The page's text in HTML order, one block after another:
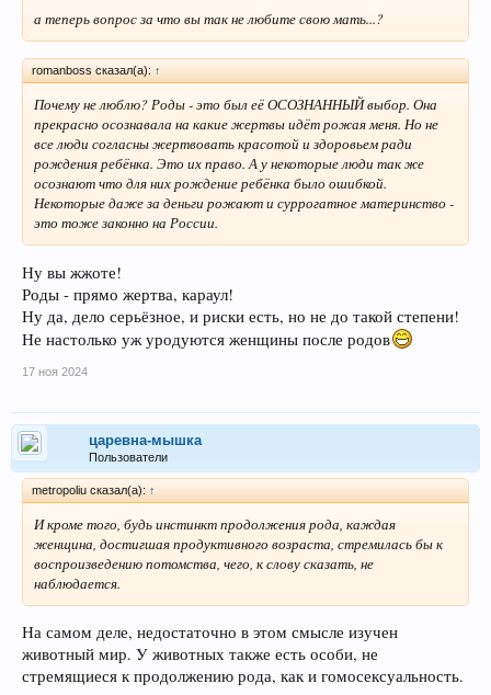
а теперь вопрос за что вы так не любите свою мать...?
romanboss сказал(а): ↑
Почему не люблю? Роды - это был её ОСОЗНАННЫЙ выбор. Она
прекрасно осознавала на какие жертвы идёт рожая меня. Но не
все люди согласны жертвовать красотой и здоровьем ради
рождения ребёнка. Это их право. А у некоторые люди так же
осознают что для них рождение ребёнка было ошибкой.
Некоторые даже за деньги рожают и суррогатное материнство -
это тоже законно на России.
Ну вы жжоте!
Роды - прямо жертва, караул!
Ну да, дело серьёзное, и риски есть, но не до такой степени!
Не настолько уж уродуются женщины после родов
17 ноя 2024
царевна-мышка
Пользователи
metropoliu сказал(а): ↑
И кроме того, будь инстинкт продолжения рода, каждая
женщина, достигшая продуктивного возраста, стремилась бы к
воспроизведению потомства, чего, к слову сказать, не
наблюдается.
На самом деле, недостаточно в этом смысле изучен
животный мир. У животных также есть особи, не
стремящиеся к продолжению рода, как и гомосексуальность.